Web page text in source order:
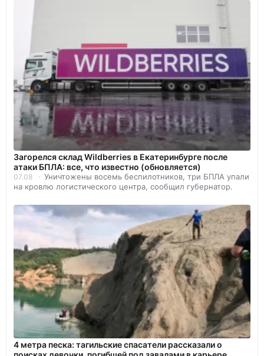
Загорелся склад Wildberries в Екатеринбурге после
атаки БПЛА: все, что известно (обновляется)
07.08
Уничтожены восемь беспилотников, три БПЛА упали
на кровлю логистического центра, сообщил губернатор.
4 метра песка: тагильские спасатели рассказали о